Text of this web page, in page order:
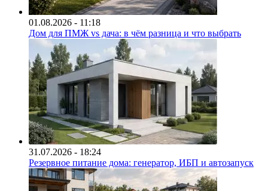
01.08.2026 - 11:18
Дом для ПМЖ vs дача: в чём разница и что выбрать
31.07.2026 - 18:24
Резервное питание дома: генератор, ИБП и автозапуск